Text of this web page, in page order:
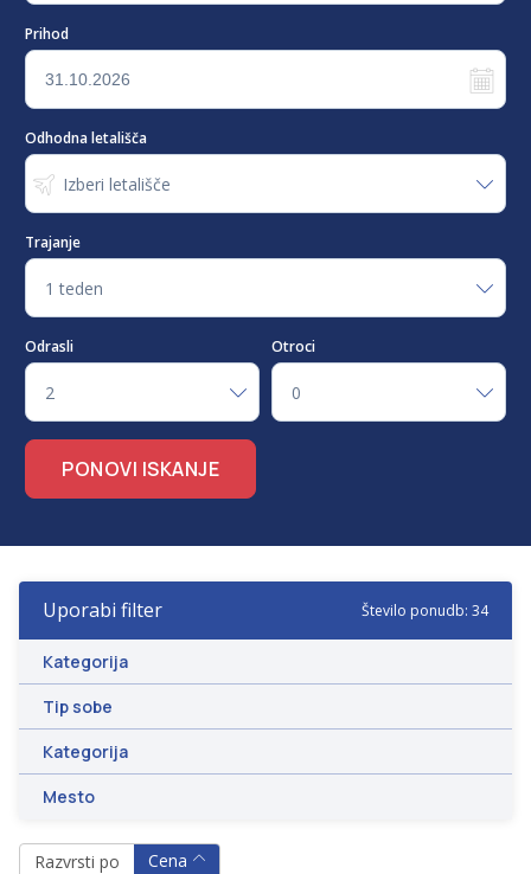
Prihod
Odhodna letališča
Izberi letališče
Trajanje
1 teden
Odrasli
2
Otroci
0
-
PONOVI ISKANJE
Uporabi filter Število ponudb: 34
Kategorija
Tip sobe
Kategorija
Mesto
Razvrsti po Cena